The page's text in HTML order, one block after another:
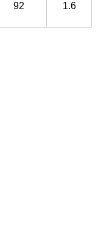
92 1.6